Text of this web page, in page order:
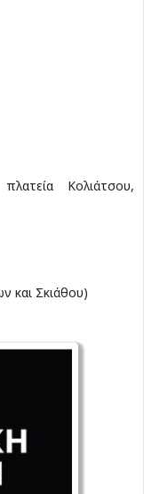
Κολιάτσου,
και Σκιάθου)